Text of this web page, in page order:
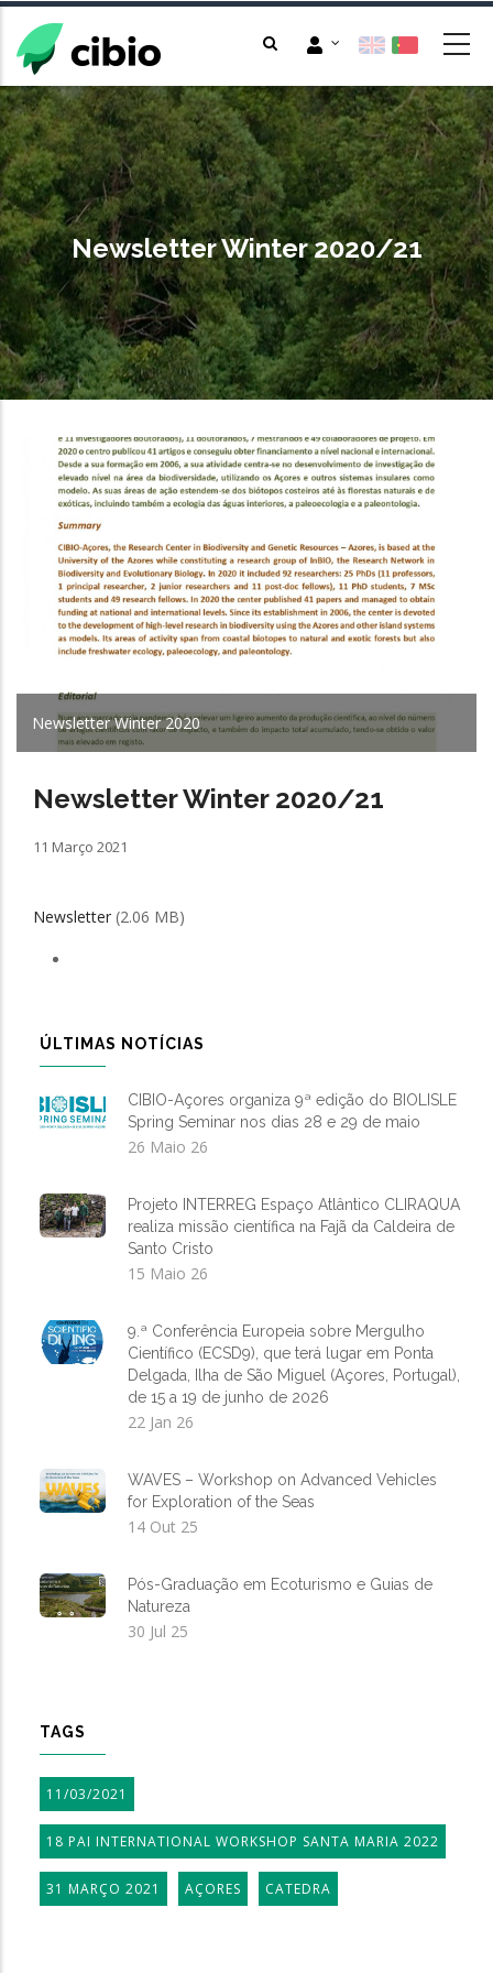
Passar
para
conteúdo
principal
Newsletter Winter 2020/21
Newsletter Winter 2020
Newsletter Winter 2020/21
11 Março 2021
Newsletter (2.06 MB)
ÚLTIMAS NOTÍCIAS
CIBIO-Açores organiza 9ª edição do BIOLISLE
Spring Seminar nos dias 28 e 29 de maio
26 Maio 26
Projeto INTERREG Espaço Atlântico CLIRAQUA
realiza missão científica na Fajã da Caldeira de
Santo Cristo
15 Maio 26
9.ª Conferência Europeia sobre Mergulho
Científico (ECSD9), que terá lugar em Ponta
Delgada, Ilha de São Miguel (Açores, Portugal),
de 15 a 19 de junho de 2026
22 Jan 26
WAVES – Workshop on Advanced Vehicles
for Exploration of the Seas
14 Out 25
Pós-Graduação em Ecoturismo e Guias de
Natureza
30 Jul 25
TAGS
11/03/2021
18 PAI INTERNATIONAL WORKSHOP SANTA MARIA 2022
31 MARÇO 2021 AÇORES CATEDRA